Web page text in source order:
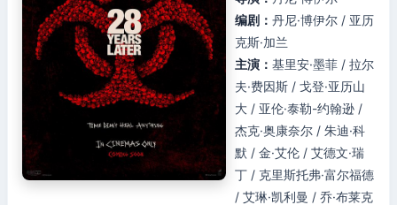
编剧： 丹尼·博伊尔 / 亚历
克斯·加兰
主演： 基里安·墨菲 / 拉尔
夫·费因斯 / 戈登·亚历山
大 / 亚伦·泰勒-约翰逊 /
杰克·奥康奈尔 / 朱迪·科
默 / 金·艾伦 / 艾德文·瑞
丁 / 克里斯托弗·富尔福德
/ 艾琳·凯利曼 / 乔·布莱克